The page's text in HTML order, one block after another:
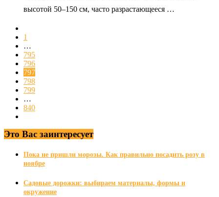
высотой 50–150 см, часто разрастающееся …
1
…
795
796
797
798
799
…
840
Это Вас заинтересует
Пока не пришли морозы. Как правильно посадить розу в
ноябре
Садовые дорожки: выбираем материалы, формы и
окружение